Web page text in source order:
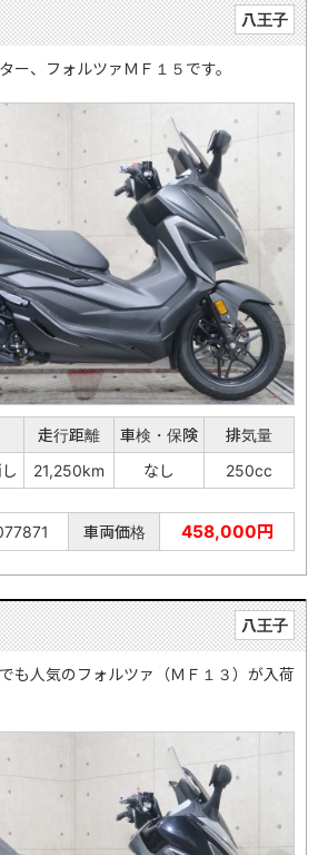
八王子
ー、フォルツァＭＦ１５です。
走行距離 車検・保険
排気量
21,250km なし 250cc
車両価格 458,000円
八王子
も人気のフォルツァ（ＭＦ１３）が入荷